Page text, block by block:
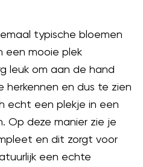
typische bloemen
een mooie plek
leuk om aan de hand
en dus te zien
echt een plekje in een
Op deze manier zie je
en dit zorgt voor
een echte